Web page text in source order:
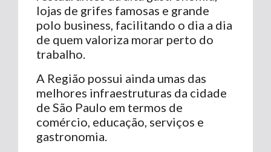
lojas de grifes famosas e grande
polo business, facilitando o dia a dia
de quem valoriza morar perto do
trabalho.
A Região possui ainda umas das
melhores infraestruturas da cidade
de São Paulo em termos de
comércio, educação, serviços e
gastronomia.